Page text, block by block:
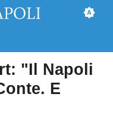
"Il Napoli
E